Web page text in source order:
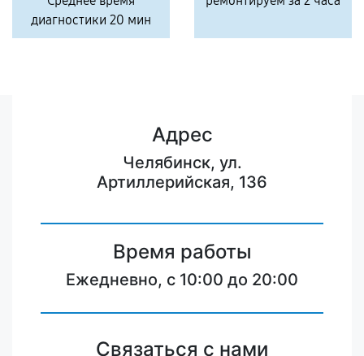
диагностики 20 мин
Адрес
Челябинск, ул.
Артиллерийская, 136
Время работы
Ежедневно, с 10:00 до 20:00
Связаться с нами